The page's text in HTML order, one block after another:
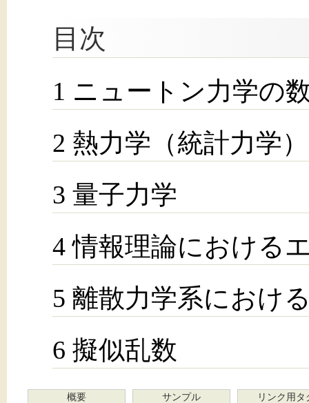
目次
1 ニュートン力学の
2 熱力学（統計力学
3 量子力学
4 情報理論における
5 離散力学系におけ
6 擬似乱数
概要 サンプル リンク用タ